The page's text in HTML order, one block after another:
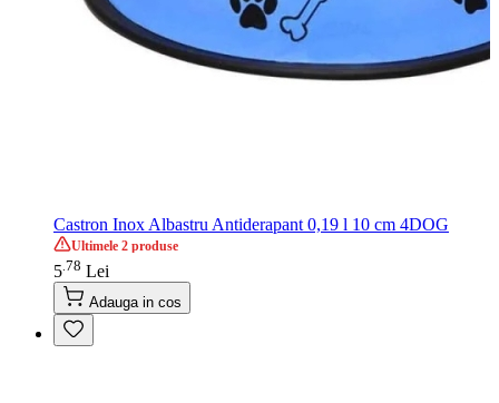
Castron Inox Albastru Antiderapant 0,19 l 10 cm 4DOG
Ultimele 2 produse
5 78 Lei
Adauga in cos